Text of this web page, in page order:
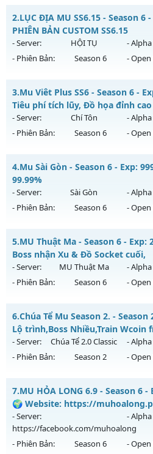
Mu mới ra tháng 08 2026 - Mở
ngày 07/08/2626
Exp: 9999x - Drop: 89%
Thể loại: Mu Bán Đồ Full Trong
Antihack: UGK
2.LỤC ĐỊA MU SS6.15 - Season 6
PHIÊN BẢN CUSTOM SS6.15
- Server: HỘI TỤ - Alpha
- Phiên Bản:
Season 6 - Open
LỤC ĐỊA MU SS6.15 - PHIÊN BẢN
Mu mới ra tháng 08 2026 - Mở
ngày 02/08/2626
Exp: 5555x - Drop: 100%
Thể loại: Mu Custom thêm đồ mới
Antihack: SPK
3.Mu Viêt Plus SS6 - Season 6 -
Tiêu phí tích lũy, Đồ họa đỉnh cao
- Server: Chí Tôn - Alpha
- Phiên Bản:
Season 6 - Open
Mu Viêt Plus SS6 - Tiêu phí tích
Mu mới ra tháng 08 2026 - Mở
ngày 04/08/2626
Exp: 9999x - Drop: 90%
Thể loại: Mu Bán Đồ Full Trong
Antihack: Phoenix 2026
4.Mu Sài Gòn - Season 6 - Exp:
99.99%
- Server: Sài Gòn - Alpha
- Phiên Bản:
Season 6 - Open
Mu Sài Gòn - Miễn phí 99.99%
Mu mới ra tháng 08 2026 - Mở
ngày 05/08/2626
Exp: 9999x - Drop: 20%
Thể loại: Mu Custom thêm đồ mới
Antihack: 8x
5.MU Thuật Ma - Season 6 - Exp:
Boss nhận Xu & Đồ Socket cuối,
- Server: MU Thuật Ma - Alpha
- Phiên Bản:
Season 6 - Open
MU Thuật Ma - Săn Boss nhận Xu
Mu mới ra tháng 08 2026 - Mở
13h ngày 04/08/2626
Exp: 200x - Drop: 30%
Thể loại: Mu Nguyên bản Webzen
Antihack: VietGuard
6.Chúa Tể Mu Season 2. -
Lộ trình,Boss Nhiều,Train Wcoin
- Server: Chúa Tể 2.0 Classic - Alpha
- Phiên Bản:
Season 2 - Open
Chúa Tể Mu Season 2. - Lộ
Mu mới ra tháng 08 2026 - Mở
vào 20h ngày 06/08/2626
Exp: 300x - Drop: 20%
7.MU HỎA LONG 6.9 - Season 6
🌍 Website: https://
- Server:
https://facebook.com/muhoalong
- Alpha
- Phiên Bản: Season 6 - Open